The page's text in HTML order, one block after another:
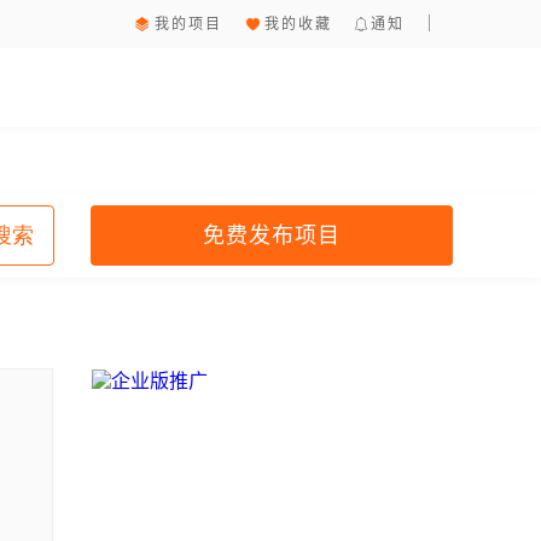
我的项目 我的收藏 通知
索 免费发布项目